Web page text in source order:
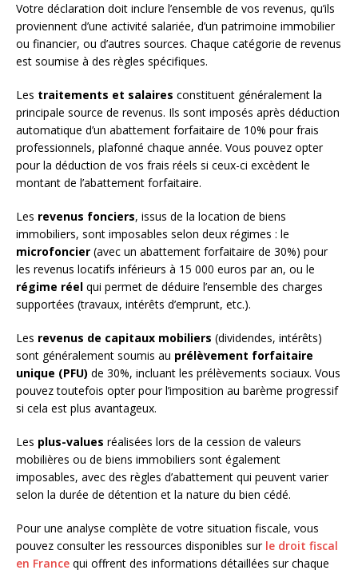
Votre déclaration doit inclure l’ensemble de vos revenus, qu’ils
proviennent d’une activité salariée, d’un patrimoine immobilier
ou financier, ou d’autres sources. Chaque catégorie de revenus
est soumise à des règles spécifiques.
Les traitements et salaires constituent généralement la
principale source de revenus. Ils sont imposés après déduction
automatique d’un abattement forfaitaire de 10% pour frais
professionnels, plafonné chaque année. Vous pouvez opter
pour la déduction de vos frais réels si ceux-ci excèdent le
montant de l’abattement forfaitaire.
Les revenus fonciers, issus de la location de biens
immobiliers, sont imposables selon deux régimes : le
microfoncier (avec un abattement forfaitaire de 30%) pour
les revenus locatifs inférieurs à 15 000 euros par an, ou le
régime réel qui permet de déduire l’ensemble des charges
supportées (travaux, intérêts d’emprunt, etc.).
Les revenus de capitaux mobiliers (dividendes, intérêts)
sont généralement soumis au prélèvement forfaitaire
unique (PFU) de 30%, incluant les prélèvements sociaux. Vous
pouvez toutefois opter pour l’imposition au barème progressif
si cela est plus avantageux.
Les plus-values réalisées lors de la cession de valeurs
mobilières ou de biens immobiliers sont également
imposables, avec des règles d’abattement qui peuvent varier
selon la durée de détention et la nature du bien cédé.
Pour une analyse complète de votre situation fiscale, vous
pouvez consulter les ressources disponibles sur le droit fiscal
en France qui offrent des informations détaillées sur chaque